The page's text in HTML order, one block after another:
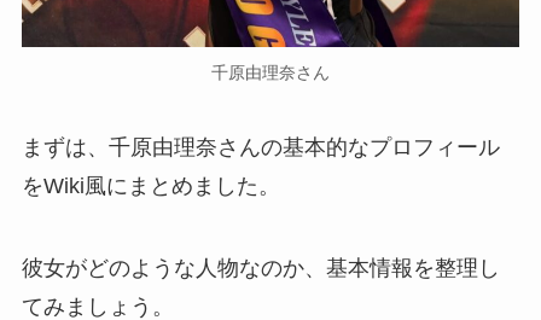
千原由理奈さん
まずは、千原由理奈さんの基本的なプロフィール
をWiki風にまとめました。
彼女がどのような人物なのか、基本情報を整理し
てみましょう。